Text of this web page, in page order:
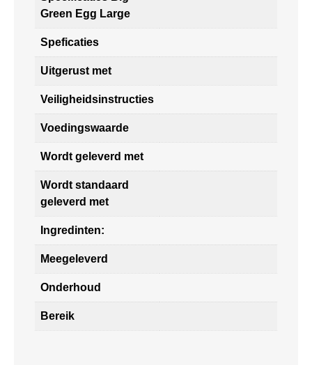
Green Egg Large
Speficaties
Uitgerust met
Veiligheidsinstructies
Voedingswaarde
Wordt geleverd met
Wordt standaard
geleverd met
Ingredinten:
Meegeleverd
Onderhoud
Bereik